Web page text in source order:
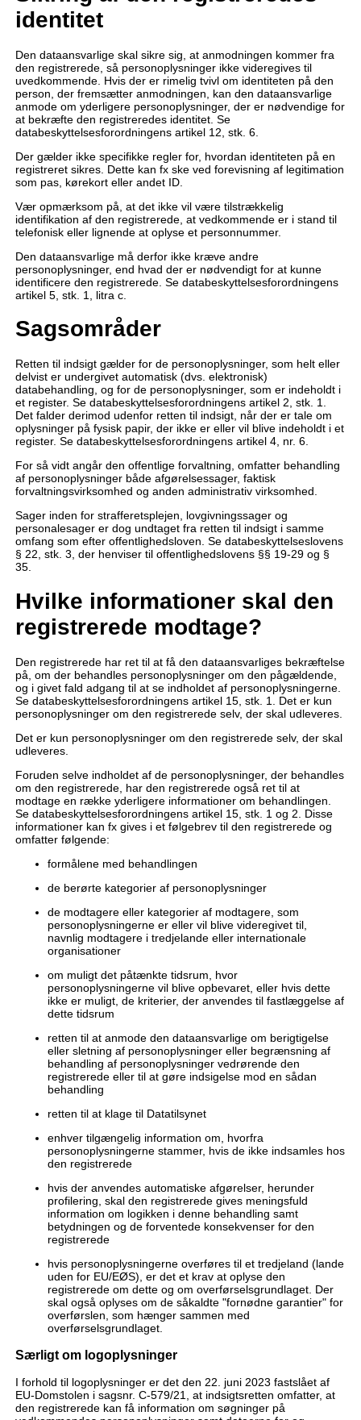
identitet
Den dataansvarlige skal sikre sig, at anmodningen kommer fra
den registrerede, så personoplysninger ikke videregives til
uvedkommende. Hvis der er rimelig tvivl om identiteten på den
person, der fremsætter anmodningen, kan den dataansvarlige
anmode om yderligere personoplysninger, der er nødvendige for
at bekræfte den registreredes identitet. Se
databeskyttelsesforordningens artikel 12, stk. 6.
Der gælder ikke specifikke regler for, hvordan identiteten på en
registreret sikres. Dette kan fx ske ved forevisning af legitimation
som pas, kørekort eller andet ID.
Vær opmærksom på, at det ikke vil være tilstrækkelig
identifikation af den registrerede, at vedkommende er i stand til
telefonisk eller lignende at oplyse et personnummer.
Den dataansvarlige må derfor ikke kræve andre
personoplysninger, end hvad der er nødvendigt for at kunne
identificere den registrerede. Se databeskyttelsesforordningens
artikel 5, stk. 1, litra c.
Sagsområder
Retten til indsigt gælder for de personoplysninger, som helt eller
delvist er undergivet automatisk (dvs. elektronisk)
databehandling, og for de personoplysninger, som er indeholdt i
et register. Se databeskyttelsesforordningens artikel 2, stk. 1.
Det falder derimod udenfor retten til indsigt, når der er tale om
oplysninger på fysisk papir, der ikke er eller vil blive indeholdt i et
register. Se databeskyttelsesforordningens artikel 4, nr. 6.
For så vidt angår den offentlige forvaltning, omfatter behandling
af personoplysninger både afgørelsessager, faktisk
forvaltningsvirksomhed og anden administrativ virksomhed.
Sager inden for strafferetsplejen, lovgivningssager og
personalesager er dog undtaget fra retten til indsigt i samme
omfang som efter offentlighedsloven. Se databeskyttelseslovens
§ 22, stk. 3, der henviser til offentlighedslovens §§ 19-29 og §
35.
Hvilke informationer skal den
registrerede modtage?
Den registrerede har ret til at få den dataansvarliges bekræftelse
på, om der behandles personoplysninger om den pågældende,
og i givet fald adgang til at se indholdet af personoplysningerne.
Se databeskyttelsesforordningens artikel 15, stk. 1. Det er kun
personoplysninger om den registrerede selv, der skal udleveres.
Det er kun personoplysninger om den registrerede selv, der skal
udleveres.
Foruden selve indholdet af de personoplysninger, der behandles
om den registrerede, har den registrerede også ret til at
modtage en række yderligere informationer om behandlingen.
Se databeskyttelsesforordningens artikel 15, stk. 1 og 2. Disse
informationer kan fx gives i et følgebrev til den registrerede og
omfatter følgende:
formålene med behandlingen
de berørte kategorier af personoplysninger
de modtagere eller kategorier af modtagere, som
personoplysningerne er eller vil blive videregivet til,
navnlig modtagere i tredjelande eller internationale
organisationer
om muligt det påtænkte tidsrum, hvor
personoplysningerne vil blive opbevaret, eller hvis dette
ikke er muligt, de kriterier, der anvendes til fastlæggelse af
dette tidsrum
retten til at anmode den dataansvarlige om berigtigelse
eller sletning af personoplysninger eller begrænsning af
behandling af personoplysninger vedrørende den
registrerede eller til at gøre indsigelse mod en sådan
behandling
retten til at klage til Datatilsynet
enhver tilgængelig information om, hvorfra
personoplysningerne stammer, hvis de ikke indsamles hos
den registrerede
hvis der anvendes automatiske afgørelser, herunder
profilering, skal den registrerede gives meningsfuld
information om logikken i denne behandling samt
betydningen og de forventede konsekvenser for den
registrerede
hvis personoplysningerne overføres til et tredjeland (lande
uden for EU/EØS), er det et krav at oplyse den
registrerede om dette og om overførselsgrundlaget. Der
skal også oplyses om de såkaldte "fornødne garantier" for
overførslen, som hænger sammen med
overførselsgrundlaget.
Særligt om logoplysninger
I forhold til logoplysninger er det den 22. juni 2023 fastslået af
EU-Domstolen i sagsnr. C-579/21, at indsigtsretten omfatter, at
den registrerede kan få information om søgninger på